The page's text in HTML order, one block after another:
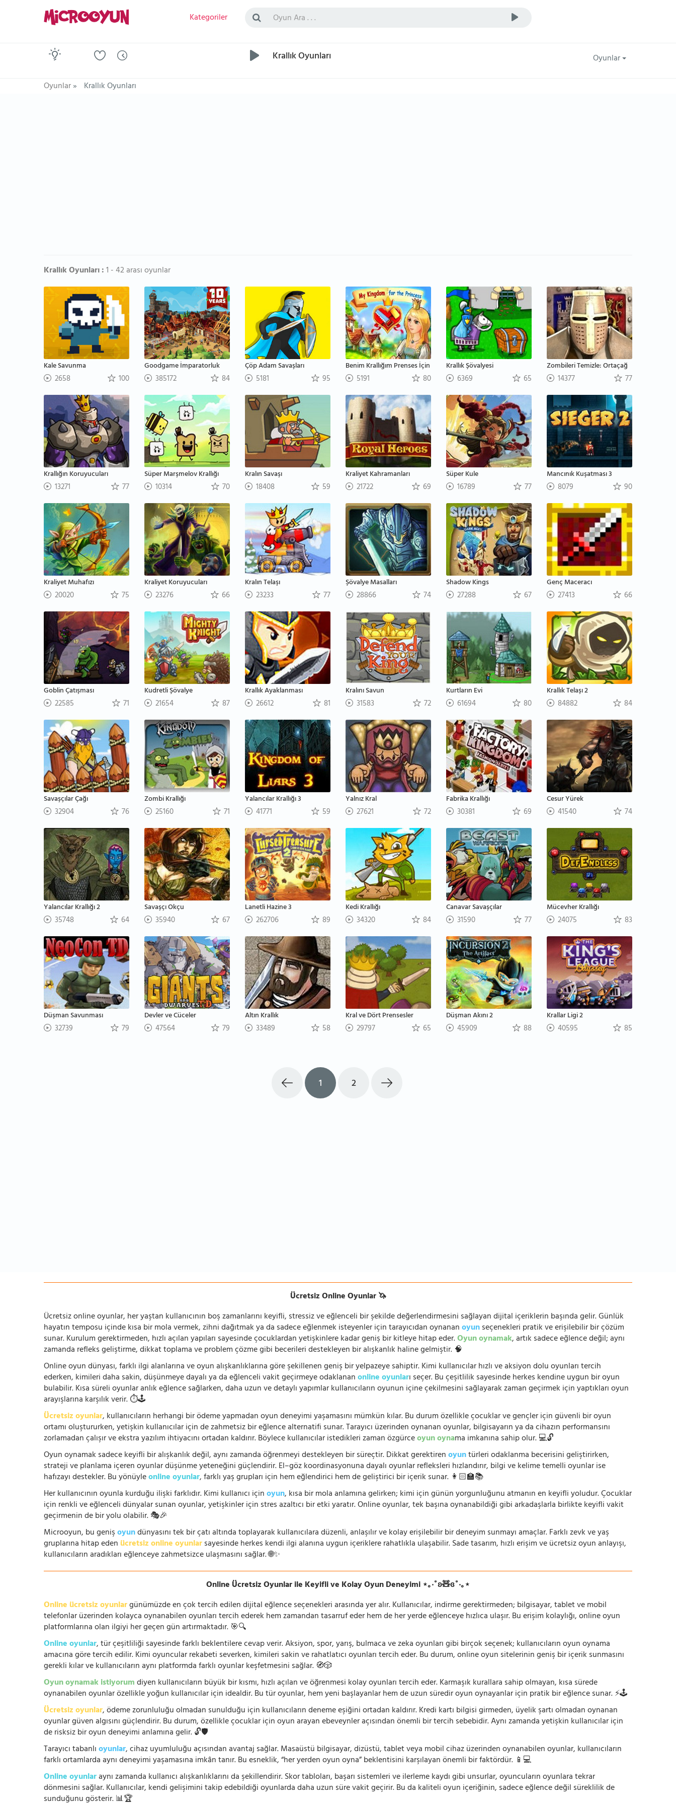
Kategoriler
Krallık Oyunları
Oyunlar
Oyunlar» Krallık Oyunları
Krallık Oyunları :1 - 42 arası oyunlar
Kale Savunma
2658 100
Goodgame İmparatorluk
385172 84
Çöp Adam Savaşları
5181 95
Benim Krallığım Prenses İçin
5191 80
Krallık Şövalyesi
6369 65
Zombileri Temizle: Ortaçağ
14377 77
Krallığın Koruyucuları
13271 77
Süper Marşmelov Krallığı
10314 70
Kralın Savaşı
18408 59
Kraliyet Kahramanları
21722 69
Süper Kule
16789 77
Mancınık Kuşatması 3
8079 90
Kraliyet Muhafızı
20020 75
Kraliyet Koruyucuları
23276 66
Kralın Telaşı
23233 77
Şövalye Masalları
28866 74
Shadow Kings
27288 67
Genç Maceracı
27413 66
Goblin Çatışması
22585 71
Kudretli Şövalye
21654 87
Krallık Ayaklanması
26612 81
Kralını Savun
31583 72
Kurtların Evi
61694 80
Krallık Telaşı 2
84882 84
Savaşçılar Çağı
32904 76
Zombi Krallığı
25160 71
Yalancılar Krallığı 3
41771 59
Yalnız Kral
27621 72
Fabrika Krallığı
30381 69
Cesur Yürek
41540 74
Yalancılar Krallığı 2
35748 64
Savaşçı Okçu
35940 67
Lanetli Hazine 3
262706 89
Kedi Krallığı
34320 84
Canavar Savaşçılar
31590 77
Mücevher Krallığı
24075 83
Düşman Savunması
32739 79
Devler ve Cüceler
47564 79
Altın Krallık
33489 58
Kral ve Dört Prensesler
29797 65
Düşman Akını 2
45909 88
Krallar Ligi 2
40595 85
1 2
Ücretsiz Online Oyunlar 🦄
Ücretsiz online oyunlar, her yaştan kullanıcının boş zamanlarını keyifli, stressiz ve eğlenceli bir şekilde değerlendirmesini sağlayan dijital içeriklerin başında gelir. Günlük
hayatın temposu içinde kısa bir mola vermek, zihni dağıtmak ya da sadece eğlenmek isteyenler için tarayıcıdan oynananoyunseçenekleri pratik ve erişilebilir bir çözüm
sunar. Kurulum gerektirmeden, hızlı açılan yapıları sayesinde çocuklardan yetişkinlere kadar geniş bir kitleye hitap eder.Oyun oynamak, artık sadece eğlence değil; aynı
zamanda refleks geliştirme, dikkat toplama ve problem çözme gibi becerileri destekleyen bir alışkanlık haline gelmiştir. 🧠
Online oyun dünyası, farklı ilgi alanlarına ve oyun alışkanlıklarına göre şekillenen geniş bir yelpazeye sahiptir. Kimi kullanıcılar hızlı ve aksiyon dolu oyunları tercih
ederken, kimileri daha sakin, düşünmeye dayalı ya da eğlenceli vakit geçirmeye odaklananonline oyunları seçer. Bu çeşitlilik sayesinde herkes kendine uygun bir oyun
bulabilir. Kısa süreli oyunlar anlık eğlence sağlarken, daha uzun ve detaylı yapımlar kullanıcıların oyunun içine çekilmesini sağlayarak zaman geçirmek için yaptıkları oyun
arayışlarına karşılık verir. ⏱️🕹️
Ücretsiz oyunlar, kullanıcıların herhangi bir ödeme yapmadan oyun deneyimi yaşamasını mümkün kılar. Bu durum özellikle çocuklar ve gençler için güvenli bir oyun
ortamı oluştururken, yetişkin kullanıcılar için de zahmetsiz bir eğlence alternatifi sunar. Tarayıcı üzerinden oynanan oyunlar, bilgisayarın ya da cihazın performansını
zorlamadan çalışır ve ekstra yazılım ihtiyacını ortadan kaldırır. Böylece kullanıcılar istedikleri zaman özgürceoyun oynama imkanına sahip olur. 💻🔓
Oyun oynamak sadece keyifli bir alışkanlık değil, aynı zamanda öğrenmeyi destekleyen bir süreçtir. Dikkat gerektirenoyuntürleri odaklanma becerisini geliştirirken,
strateji ve planlama içeren oyunlar düşünme yeteneğini güçlendirir. El–göz koordinasyonuna dayalı oyunlar refleksleri hızlandırır, bilgi ve kelime temelli oyunlar ise
hafızayı destekler. Bu yönüyleonline oyunlar, farklı yaş grupları için hem eğlendirici hem de geliştirici bir içerik sunar. 👩🏻‍🏫📚
Her kullanıcının oyunla kurduğu ilişki farklıdır. Kimi kullanıcı içinoyun, kısa bir mola anlamına gelirken; kimi için günün yorgunluğunu atmanın en keyifli yoludur. Çocuklar
için renkli ve eğlenceli dünyalar sunan oyunlar, yetişkinler için stres azaltıcı bir etki yaratır. Online oyunlar, tek başına oynanabildiği gibi arkadaşlarla birlikte keyifli vakit
geçirmenin de bir yolu olabilir. 🎭🎉
Microoyun, bu genişoyundünyasını tek bir çatı altında toplayarak kullanıcılara düzenli, anlaşılır ve kolay erişilebilir bir deneyim sunmayı amaçlar. Farklı zevk ve yaş
gruplarına hitap eden ücretsiz online oyunlarsayesinde herkes kendi ilgi alanına uygun içeriklere rahatlıkla ulaşabilir. Sade tasarım, hızlı erişim ve ücretsiz oyun anlayışı,
kullanıcıların aradıkları eğlenceye zahmetsizce ulaşmasını sağlar. 🌐✨
Online Ücretsiz Oyunlar ile Keyifli ve Kolay Oyun Deneyimi ⋆｡‧˚ʚ🧸ɞ˚‧｡⋆
Online ücretsiz oyunlargünümüzde en çok tercih edilen dijital eğlence seçenekleri arasında yer alır. Kullanıcılar, indirme gerektirmeden; bilgisayar, tablet ve mobil
telefonlar üzerinden kolayca oynanabilen oyunları tercih ederek hem zamandan tasarruf eder hem de her yerde eğlenceye hızlıca ulaşır. Bu erişim kolaylığı, online oyun
platformlarına olan ilgiyi her geçen gün artırmaktadır. 🎯🔍
Online oyunlar, tür çeşitliliği sayesinde farklı beklentilere cevap verir. Aksiyon, spor, yarış, bulmaca ve zeka oyunları gibi birçok seçenek; kullanıcıların oyun oynama
amacına göre tercih edilir. Kimi oyuncular rekabeti severken, kimileri sakin ve rahatlatıcı oyunları tercih eder. Bu durum, online oyun sitelerinin geniş bir içerik sunmasını
gerekli kılar ve kullanıcıların aynı platformda farklı oyunlar keşfetmesini sağlar. 🧭🎲
Oyun oynamak istiyorumdiyen kullanıcıların büyük bir kısmı, hızlı açılan ve öğrenmesi kolay oyunları tercih eder. Karmaşık kurallara sahip olmayan, kısa sürede
oynanabilen oyunlar özellikle yoğun kullanıcılar için idealdir. Bu tür oyunlar, hem yeni başlayanlar hem de uzun süredir oyun oynayanlar için pratik bir eğlence sunar. ⚡🕹️
Ücretsiz oyunlar, ödeme zorunluluğu olmadan sunulduğu için kullanıcıların deneme eşiğini ortadan kaldırır. Kredi kartı bilgisi girmeden, üyelik şartı olmadan oynanan
oyunlar güven algısını güçlendirir. Bu durum, özellikle çocuklar için oyun arayan ebeveynler açısından önemli bir tercih sebebidir. Aynı zamanda yetişkin kullanıcılar için
de risksiz bir oyun deneyimi anlamına gelir. 🔓🛡️
Tarayıcı tabanlıoyunlar, cihaz uyumluluğu açısından avantaj sağlar. Masaüstü bilgisayar, dizüstü, tablet veya mobil cihaz üzerinden oynanabilen oyunlar, kullanıcıların
farklı ortamlarda aynı deneyimi yaşamasına imkân tanır. Bu esneklik, “her yerden oyun oyna” beklentisini karşılayan önemli bir faktördür. 📱💻
Online oyunlaraynı zamanda kullanıcı alışkanlıklarını da şekillendirir. Skor tabloları, başarı sistemleri ve ilerleme kaydı gibi unsurlar, oyuncuların oyunlara tekrar
dönmesini sağlar. Kullanıcılar, kendi gelişimini takip edebildiği oyunlarda daha uzun süre vakit geçirir. Bu da kaliteli oyun içeriğinin, sadece eğlence değil süreklilik de
sunduğunu gösterir. 📊🏆